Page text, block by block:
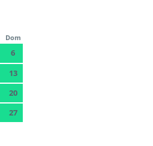
Dom
6
13
20
27